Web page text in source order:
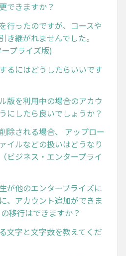
できますか？
行ったのですが、コースや
き継がれませんでした。
ープライズ版)
るにはどうしたらいいです
版を利用中の場合のアカウ
にしたら良いでしょうか？
除される場合、 アップロー
イルなどの扱いはどうなり
ビジネス・エンタープライ
が他のエンタープライズに
、アカウント追加ができま
移行はできますか？
文字と文字数を教えてくだ